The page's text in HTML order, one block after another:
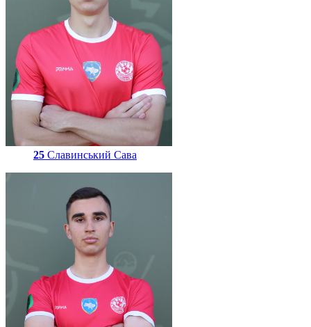
25 Славинський Сава